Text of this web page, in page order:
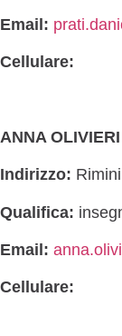
Email:
Cellulare:
ANNA OLIVIERI
Indirizzo: Rimini
Qualifica:
Email:
Cellulare: